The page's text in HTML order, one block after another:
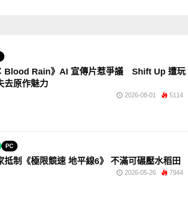
Blood Rain》AI 宣傳片惹爭議 Shift Up 遭玩
去原作魅力
2026-08-01 5114
PC
抵制《極限競速 地平線6》 不滿可碾壓水稻田
2026-05-26 7944